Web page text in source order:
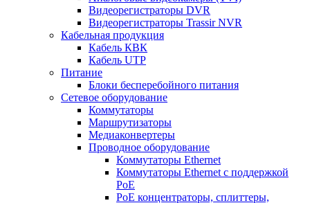
Видеорегистраторы DVR
Видеорегистраторы Trassir NVR
Кабельная продукция
Кабель КВК
Кабель UTP
Питание
Блоки бесперебойного питания
Сетевое оборудование
Коммутаторы
Маршрутизаторы
Медиаконвертеры
Проводное оборудование
Коммутаторы Ethernet
Коммутаторы Ethernet с поддержкой
PoE
РoЕ концентраторы, сплиттеры,